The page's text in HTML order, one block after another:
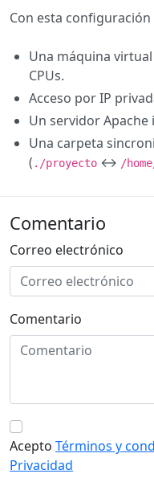
Con esta configuración
Una máquina
CPUs.
Acceso por IP
Un servidor
Una carpeta
( ./proyecto ↔ /
Comentario
Correo electrónico
Comentario
Acepto Términos y
Privacidad